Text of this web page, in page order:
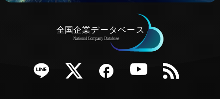
Twitter Facebook YouTube RSS